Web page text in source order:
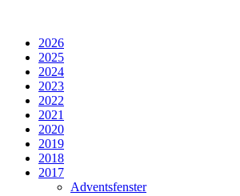
2026
2025
2024
2023
2022
2021
2020
2019
2018
2017
Adventsfenster